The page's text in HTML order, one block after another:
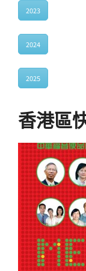
2023
2024
2025
香港區